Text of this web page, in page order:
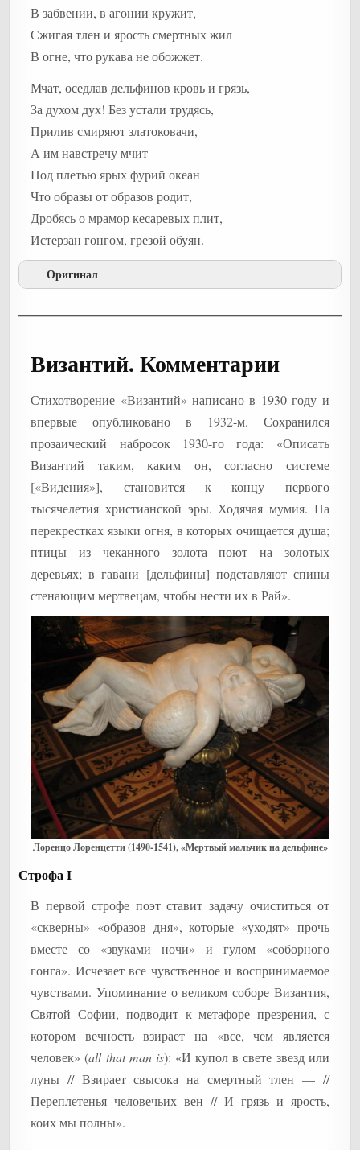
В забвении, в агонии кружит,
Сжигая тлен и ярость смертных жил
В огне, что рукава не обожжет.
Мчат, оседлав дельфинов кровь и грязь,
За духом дух! Без устали трудясь,
Прилив смиряют златоковачи,
А им навстречу мчит
Под плетью ярых фурий океан
Что образы от образов родит,
Дробясь о мрамор кесаревых плит,
Истерзан гонгом, грезой обуян.
Оригинал
Византий. Комментарии
Стихотворение «Византий» написано в 1930 году и
впервые опубликовано в 1932-м. Сохранился
прозаический набросок 1930-го года: «Описать
Византий таким, каким он, согласно системе
[«Видения»], становится к концу первого
тысячелетия христианской эры. Ходячая мумия. На
перекрестках языки огня, в которых очищается душа;
птицы из чеканного золота поют на золотых
деревьях; в гавани [дельфины] подставляют спины
стенающим мертвецам, чтобы нести их в Рай».
Лоренцо Лоренцетти (1490-1541), «Мертвый мальчик на дельфине»
Строфа I
В первой строфе поэт ставит задачу очиститься от
«скверны» «образов дня», которые «уходят» прочь
вместе со «звуками ночи» и гулом «соборного
гонга». Исчезает все чувственное и воспринимаемое
чувствами. Упоминание о великом соборе Византия,
Святой Софии, подводит к метафоре презрения, с
котором вечность взирает на «все, чем является
человек» (all that man is): «И купол в свете звезд или
луны // Взирает свысока на смертный тлен — //
Переплетенья человечьих вен // И грязь и ярость,
коих мы полны».